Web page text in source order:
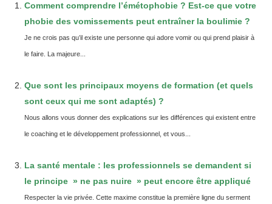
Comment comprendre l’émétophobie ? Est-ce que votre
phobie des vomissements peut entraîner la boulimie ?
Je ne crois pas qu’il existe une personne qui adore vomir ou qui prend plaisir à
le faire. La majeure...
Que sont les principaux moyens de formation (et quels
sont ceux qui me sont adaptés) ?
Nous allons vous donner des explications sur les différences qui existent entre
le coaching et le développement professionnel, et vous...
La santé mentale : les professionnels se demandent si
le principe » ne pas nuire » peut encore être appliqué
Respecter la vie privée. Cette maxime constitue la première ligne du serment